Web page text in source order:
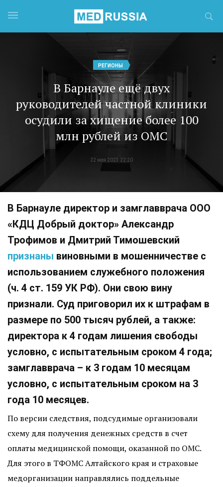
РЕГИОНЫ
В Барнауле ещё двух
руководителей частной клиники
осудили за хищение более 100
млн рублей из ОМС
22 мая 2023 22:20
В Барнауле директор и замглавврача ООО
«КДЦ Добрый доктор» Александр
Трофимов и Дмитрий Тимошевский
признаны виновными в мошенничестве с
использованием служебного положения
(ч. 4 ст. 159 УК РФ). Они свою вину
признали. Суд приговорил их к штрафам в
размере по 500 тысяч рублей, а также:
директора к 4 годам лишения свободы
условно, с испытательным сроком 4 года;
замглавврача – к 3 годам 10 месяцам
условно, с испытательным сроком на 3
года 10 месяцев.
По версии следствия, подсудимые организовали
схему для получения денежных средств в счет
оплаты медицинской помощи, оказанной по ОМС.
Для этого в ТФОМС Алтайского края и страховые
медорганизации направлялись поддельные